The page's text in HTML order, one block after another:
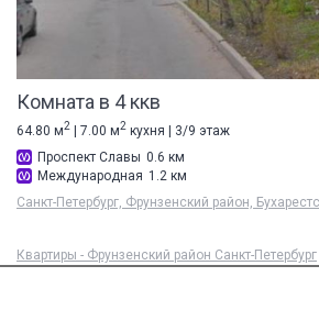
Комната в 4 ккв
64.80 м2 | 7.00 м2 кухня | 3/9 этаж
Проспект Славы 0.6 км
Международная 1.2 км
Санкт-Петербург, Фрунзенский район,
Квартиры - Фрунзенский район Санкт-Петербург